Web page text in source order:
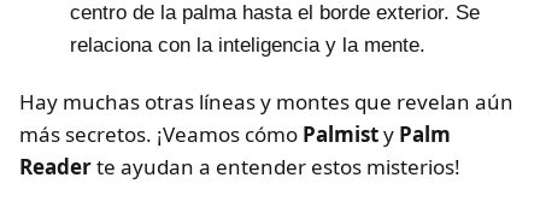
centro de la palma hasta el borde exterior. Se
relaciona con la inteligencia y la mente.
Hay muchas otras líneas y montes que revelan aún
más secretos. ¡Veamos cómo Palmisty Palm
Readerte ayudan a entender estos misterios!